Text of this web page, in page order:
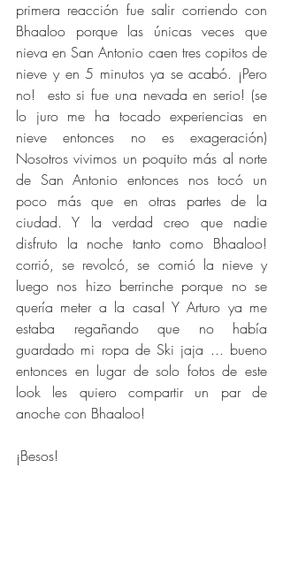
primera reacción fue salir corriendo con
Bhaaloo porque las únicas veces que
nieva en San Antonio caen tres copitos de
nieve y en 5 minutos ya se acabó. ¡Pero
no!  esto si fue una nevada en serio! (se
lo juro me ha tocado experiencias en
nieve entonces no es exageración)
Nosotros vivimos un poquito más al norte
de San Antonio entonces nos tocó un
poco más que en otras partes de la
ciudad. Y la verdad creo que nadie
disfruto la noche tanto como Bhaaloo!
corrió, se revolcó, se comió la nieve y
luego nos hizo berrinche porque no se
quería meter a la casa! Y Arturo ya me
estaba regañando que no había
guardado mi ropa de Ski jaja ... bueno
entonces en lugar de solo fotos de este
look les quiero compartir un par de
anoche con Bhaaloo!
¡Besos!